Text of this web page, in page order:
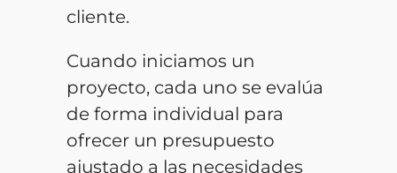
cliente.
Cuando iniciamos un
proyecto, cada uno se evalúa
de forma individual para
ofrecer un presupuesto
ajustado a las necesidades